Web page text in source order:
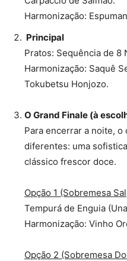
Harmonização:
Principal
Pratos: Sequência de 8
Harmonização: Saquê
Tokubetsu Honjozo.
O Grand Finale (à
Para encerrar a noite,
diferentes: uma
clássico frescor doce.
Opção 1 (Sobremesa
Tempurá de Enguia
Harmonização: Vinho
Opção 2 (Sobremesa